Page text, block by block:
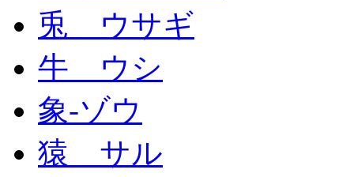
兎 ウサギ
牛 ウシ
象-ゾウ
猿 サル